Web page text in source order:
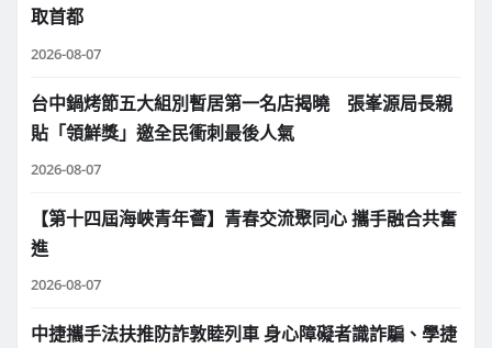
取首都
2026-08-07
台中鍋烤節五大組別暫居第一名店揭曉 張峯源局長親
貼「領鮮獎」邀全民衝刺最後人氣
2026-08-07
【第十四屆海峽青年薈】青春交流聚同心 攜手融合共奮
進
2026-08-07
中捷攜手法扶推防詐敦睦列車 身心障礙者識詐騙、學捷